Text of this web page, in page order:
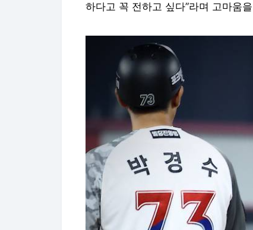
하다고 꼭 전하고 싶다”라며 고마움